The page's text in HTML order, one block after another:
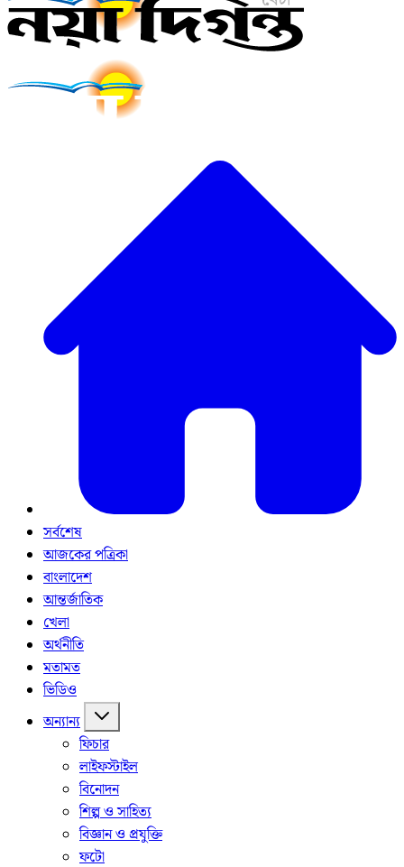
সর্বশেষ
আজকের পত্রিকা
বাংলাদেশ
আন্তর্জাতিক
খেলা
অর্থনীতি
মতামত
ভিডিও
অন্যান্য
ফিচার
লাইফস্টাইল
বিনোদন
শিল্প ও সাহিত্য
বিজ্ঞান ও প্রযুক্তি
ফটো